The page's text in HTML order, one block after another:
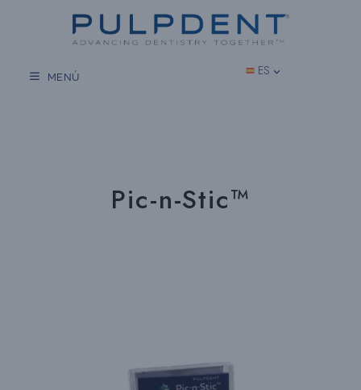
MENÚ ES
Pic-n-Stic™